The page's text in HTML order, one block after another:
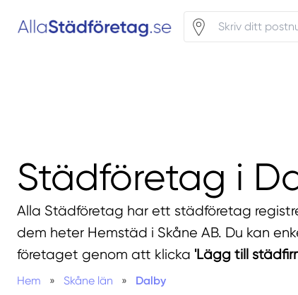
Städföretag i
Alla Städföretag har ett städföretag
dem heter Hemstäd i Skåne AB. Du kan
företaget genom att klicka 'Lägg till
Hem » Skåne län » Dalby